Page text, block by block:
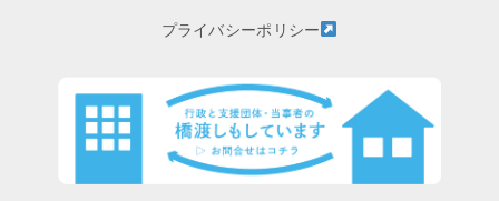
プライバシーポリシー